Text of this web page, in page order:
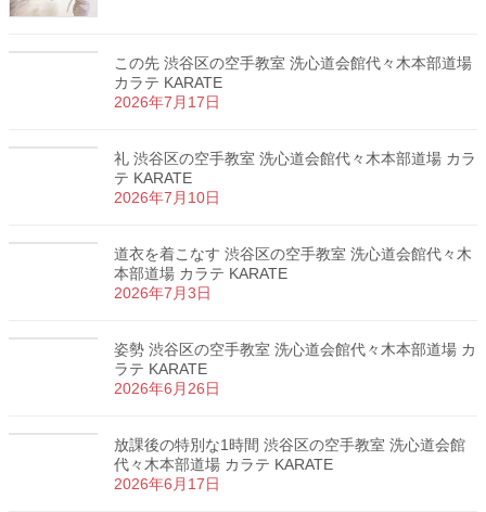
この先 渋谷区の空手教室 洗心道会館代々木本部道場
カラテ KARATE
2026年7月17日
礼 渋谷区の空手教室 洗心道会館代々木本部道場 カラ
テ KARATE
2026年7月10日
道衣を着こなす 渋谷区の空手教室 洗心道会館代々木
本部道場 カラテ KARATE
2026年7月3日
姿勢 渋谷区の空手教室 洗心道会館代々木本部道場 カ
ラテ KARATE
2026年6月26日
放課後の特別な1時間 渋谷区の空手教室 洗心道会館
代々木本部道場 カラテ KARATE
2026年6月17日